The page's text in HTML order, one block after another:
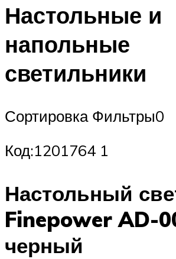
Настольные и
напольные
светильники
Сортировка Фильтры0
Код:1201764 1
Настольный
Finepower AD-
черный